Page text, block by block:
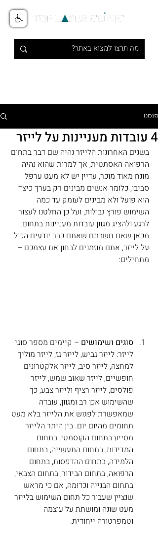
פוסט
4 עובדות מעניינות על לייזר
בשנים האחרונות הלייזר נהיה שם דבר בתחום
הרפואה האסתטית, אך למרות שהוא נהיה
מונח מאוד מוכר, עדיין יש לא מעט ערפל
סביבו, כלומר אנשים מבינים רק בערך כיצד
הוא פועל ולא מבינים לעומק עד כמה
השימוש פורץ גבולות, ועל כן החלטנו לעצור
לרגע ולהציג מגוון עובדות מעניינות בתחום.
מכאן שאם חשבתם שאתם כבר יודעים הכול
על לייזר, אתם מוזמנים לבחון את עצמכם –
מתחילים:
סוגים ושימושים – קיימים מספר סוגי
לייזר: לייזר גביש, לייזר גז, לייזר מוליך
למחצה, לייזר סיב, לייזר אלקטרונים
חופשיים, לייזר שאוב שמש, לייזר
פולסים, לייזר רציף ולייזר צבע, כך
שהשימוש אכן רב ומגוון, עובדה
שמאפשרת לפגוש את הלייזר בלא מעט
תחומים מהיום יום. בין היתר הלייזר
מסייע בתחום הקוסמטי, בתחום
המדידות, בתחום התעשייה, בתחום
הלמידה, בתחום ההדפסות, בתחום
הרפואה, בתחום הבידור, בתחום הצבאי,
בתחום הבנייה וכדומה, אם כי מראש
שנציין שעבור כל תחום השימוש בלייזר
מעט שונה ומושתת על עוצמה
וטמפרטורה ייחודית.